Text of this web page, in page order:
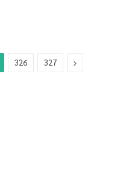
326 327 Next